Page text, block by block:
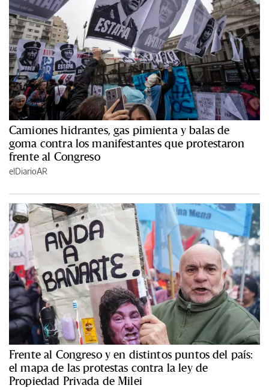
Camiones hidrantes, gas pimienta y balas de
goma contra los manifestantes que protestaron
frente al Congreso
elDiarioAR
Frente al Congreso y en distintos puntos del país:
el mapa de las protestas contra la ley de
Propiedad Privada de Milei